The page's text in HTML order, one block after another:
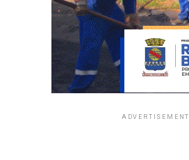
ADVERTISEMENT